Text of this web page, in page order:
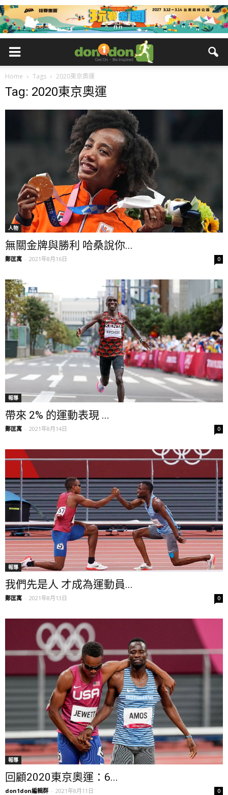
Home Tags 2020東京奧運
Tag: 2020東京奧運
人物
無關金牌與勝利 哈桑說你...
鄭匡寓 - 2021年8月16日 0
報導
帶來 2% 的運動表現 ...
鄭匡寓 - 2021年8月14日 0
報導
我們先是人 才成為運動員...
鄭匡寓 - 2021年8月13日 0
報導
回顧2020東京奧運：6...
don1don編輯群 - 2021年8月11日 0